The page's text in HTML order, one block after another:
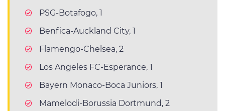
PSG-Botafogo, 1
Benfica-Auckland City, 1
Flamengo-Chelsea, 2
Los Angeles FC-Esperance, 1
Bayern Monaco-Boca Juniors, 1
Mamelodi-Borussia Dortmund, 2